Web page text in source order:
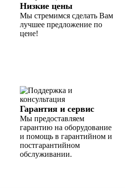
Низкие цены
Мы стремимся сделать Вам
лучшее предложение по
цене!
Гарантия и сервис
Мы предоставляем
гарантию на оборудование
и помощь в гарантийном и
постгарантийном
обслуживании.